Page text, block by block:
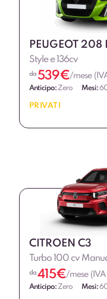
PEUGEOT 208
Style e 136cv
da 539€/mese
Anticipo: Zero Mesi:
PRIVATI
CITROEN C3
Turbo 100 cv
da 415€/mese (IVA
Anticipo: Zero Mesi: